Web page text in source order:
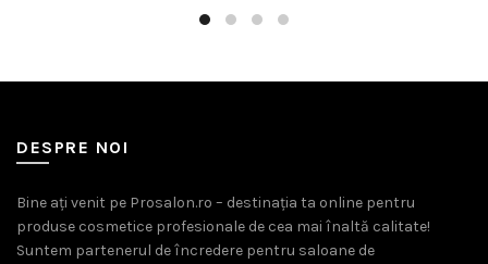
DESPRE NOI
Bine ați venit pe Prosalon.ro – destinația ta online pentru
produse cosmetice profesionale de cea mai înaltă calitate!
Suntem partenerul de încredere pentru saloane de